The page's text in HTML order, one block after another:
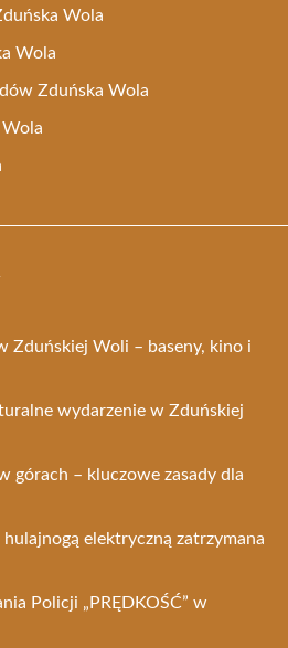
Wola
Wola
Zduńska Wola
Wola
Zduńskiej Woli – baseny, kino i
wydarzenie w Zduńskiej
górach – kluczowe zasady dla
elektryczną zatrzymana
Policji „PRĘDKOŚĆ” w